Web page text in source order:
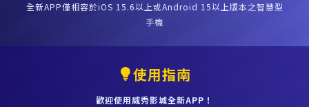
全新APP僅相容於iOS 15.6以上或Android 15以上版本之智慧型
手機
使用指南
歡迎使用威秀影城全新APP！